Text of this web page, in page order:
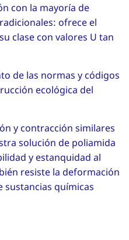
con la mayoría de
ofrece el
clase con valores U tan
de las normas y códigos
ecológica del
y contracción similares
solución de poliamida
y estanquidad al
resiste la deformación
sustancias químicas